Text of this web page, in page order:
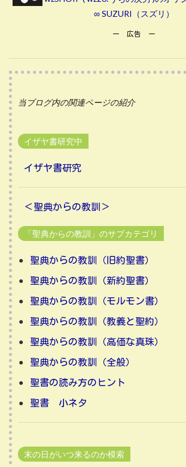
∞ SUZURI（スズリ）
ー 広告 ー
当ブログ内の関連ページの紹介
イザヤ書研究中
イザヤ書研究
＜聖典からの教訓＞
「聖典からの教訓」のサブカテゴリ
聖典からの教訓（旧約聖書）
聖典からの教訓（新約聖書）
聖典からの教訓（モルモン書）
聖典からの教訓（教義と聖約）
聖典からの教訓（高価な真珠）
聖典からの教訓（全般）
聖書の読み方のヒント
聖書 小ネタ
末の日がいつ来るのか模索